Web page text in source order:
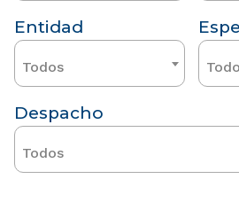
Entidad
Todos
Despacho
Todos